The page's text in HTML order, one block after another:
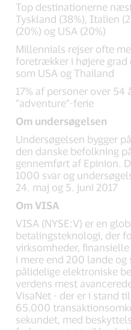
Top destinationerne
Tyskland (38%), Italien
(20%) og USA (20%)
Millennials rejser ofte
foretrækker i højere
som USA og Thailand
17% af personer over 54
”adventure”-ferie
Om undersøgelsen
Undersøgelsen bygger
den danske befolkning
gennemført af Epinion.
1000 svar og
24. maj og 5. juni 2017
Om VISA
VISA (NYSE:V) er en
betalingsteknologi, der
virksomheder,
i mere end 200 lande og
pålidelige elektroniske
verdens mest
VisaNet - der er i stand
65.000
sekundet, med